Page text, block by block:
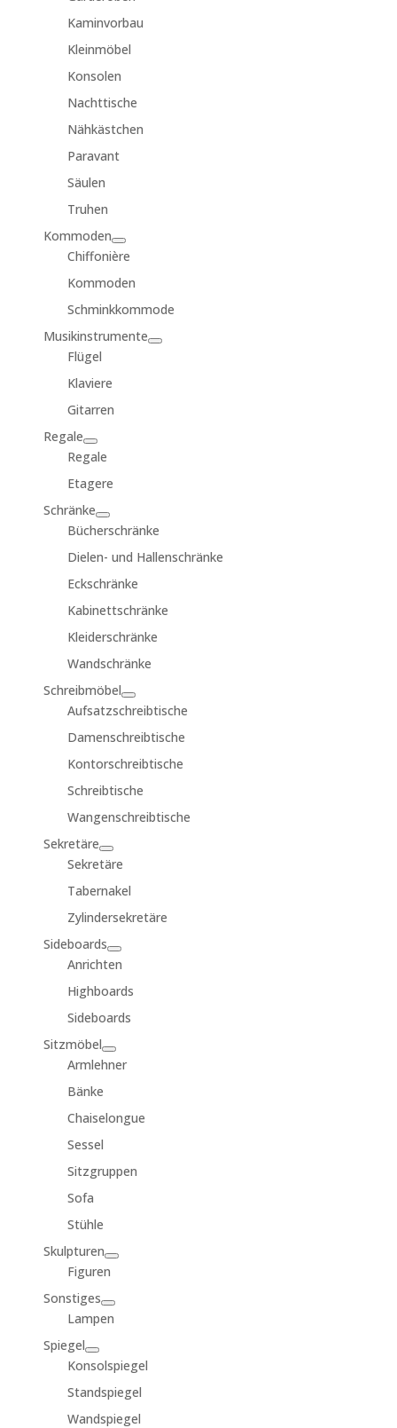
Kaminvorbau
Kleinmöbel
Konsolen
Nachttische
Nähkästchen
Paravant
Säulen
Truhen
Kommoden
Chiffonière
Kommoden
Schminkkommode
Musikinstrumente
Flügel
Klaviere
Gitarren
Regale
Regale
Etagere
Schränke
Bücherschränke
Dielen- und Hallenschränke
Eckschränke
Kabinettschränke
Kleiderschränke
Wandschränke
Schreibmöbel
Aufsatzschreibtische
Damenschreibtische
Kontorschreibtische
Schreibtische
Wangenschreibtische
Sekretäre
Sekretäre
Tabernakel
Zylindersekretäre
Sideboards
Anrichten
Highboards
Sideboards
Sitzmöbel
Armlehner
Bänke
Chaiselongue
Sessel
Sitzgruppen
Sofa
Stühle
Skulpturen
Figuren
Sonstiges
Lampen
Spiegel
Konsolspiegel
Standspiegel
Wandspiegel